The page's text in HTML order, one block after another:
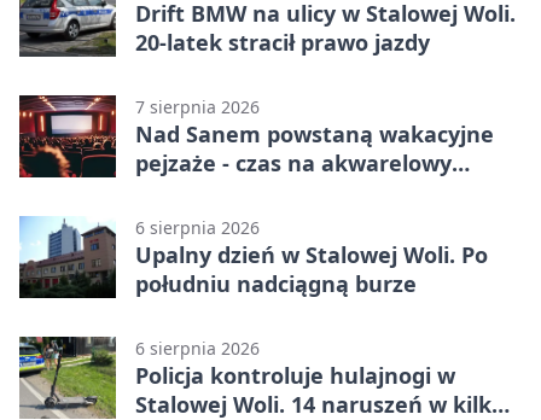
Drift BMW na ulicy w Stalowej Woli.
20-latek stracił prawo jazdy
7 sierpnia 2026
Nad Sanem powstaną wakacyjne
pejzaże - czas na akwarelowy
6 sierpnia 2026
Upalny dzień w Stalowej Woli. Po
południu nadciągną burze
6 sierpnia 2026
Policja kontroluje hulajnogi w
Stalowej Woli. 14 naruszeń w kilka